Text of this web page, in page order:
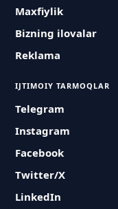
Maxfiylik
Bizning ilovalar
Reklama
IJTIMOIY TARMOQLAR
Telegram
Instagram
Facebook
Twitter/X
LinkedIn